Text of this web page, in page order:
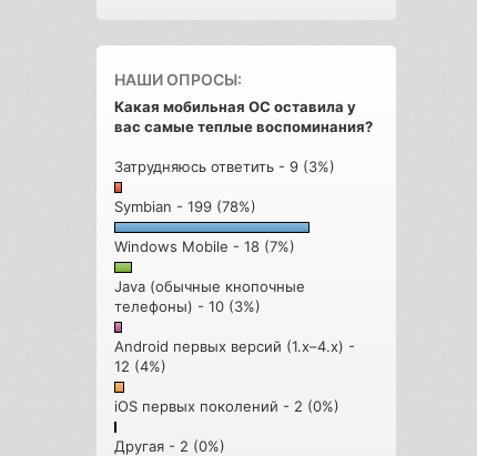
НАШИ ОПРОСЫ:
Какая мобильная ОС оставила у
вас самые теплые воспоминания?
Затрудняюсь ответить - 9 (3%)
Symbian - 199 (78%)
Windows Mobile - 18 (7%)
Java (обычные кнопочные
телефоны) - 10 (3%)
Android первых версий (1.x–4.x) -
12 (4%)
iOS первых поколений - 2 (0%)
Другая - 2 (0%)